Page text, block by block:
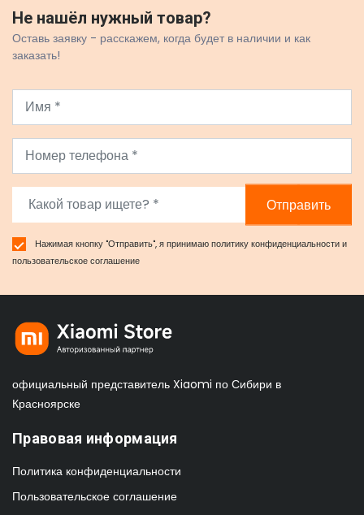
Не нашёл нужный товар?
Оставь заявку - расскажем, когда будет в наличии и как
заказать!
Отправить
Нажимая кнопку "Отправить", я принимаюполитику конфиденциальностии
пользовательское соглашение
официальный представитель Xiaomi по Сибири в
Красноярске
Правовая информация
Политика конфиденциальности
Пользовательское соглашение